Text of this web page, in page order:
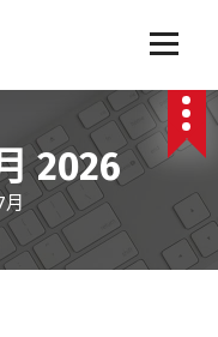
2026
月